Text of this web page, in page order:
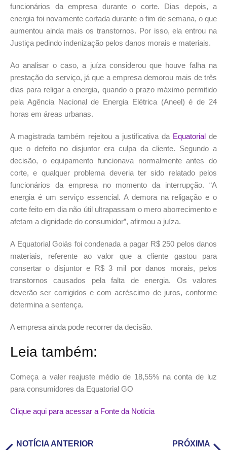
funcionários da empresa durante o corte. Dias depois, a
energia foi novamente cortada durante o fim de semana, o que
aumentou ainda mais os transtornos. Por isso, ela entrou na
Justiça pedindo indenização pelos danos morais e materiais.
Ao analisar o caso, a juíza considerou que houve falha na
prestação do serviço, já que a empresa demorou mais de três
dias para religar a energia, quando o prazo máximo permitido
pela Agência Nacional de Energia Elétrica (Aneel) é de 24
horas em áreas urbanas.
A magistrada também rejeitou a justificativa da Equatorial de
que o defeito no disjuntor era culpa da cliente. Segundo a
decisão, o equipamento funcionava normalmente antes do
corte, e qualquer problema deveria ter sido relatado pelos
funcionários da empresa no momento da interrupção. “A
energia é um serviço essencial. A demora na religação e o
corte feito em dia não útil ultrapassam o mero aborrecimento e
afetam a dignidade do consumidor”, afirmou a juíza.
A Equatorial Goiás foi condenada a pagar R$ 250 pelos danos
materiais, referente ao valor que a cliente gastou para
consertar o disjuntor e R$ 3 mil por danos morais, pelos
transtornos causados pela falta de energia. Os valores
deverão ser corrigidos e com acréscimo de juros, conforme
determina a sentença.
A empresa ainda pode recorrer da decisão.
Leia também:
Começa a valer reajuste médio de 18,55% na conta de luz
para consumidores da Equatorial GO
Clique aqui para acessar a Fonte da Notícia
NOTÍCIA ANTERIOR PRÓXIMA